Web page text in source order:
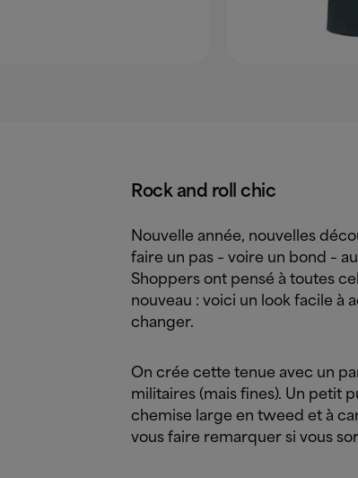
Rock and roll chic
Nouvelle année, nouvelles
faire un pas – voire un bond –
Shoppers ont pensé à toutes
nouveau : voici un look facile à
changer.
On crée cette tenue avec un
militaires (mais fines). Un petit
chemise large en tweed et à
vous faire remarquer si vous